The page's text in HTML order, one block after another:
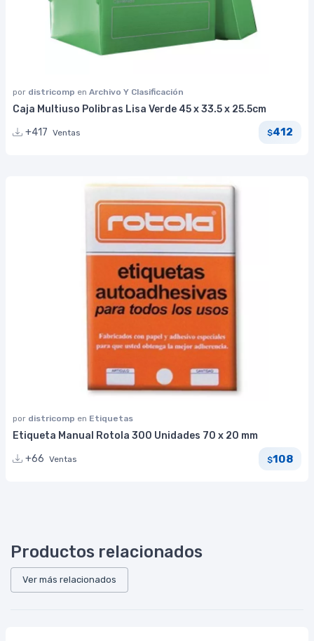
por districomp en Archivo Y Clasificación
Caja Multiuso Polibras Lisa Verde 45 x 33.5 x 25.5cm
+417 Ventas $412
por districomp en Etiquetas
Etiqueta Manual Rotola 300 Unidades 70 x 20 mm
+66 Ventas $108
Productos relacionados
Ver más relacionados